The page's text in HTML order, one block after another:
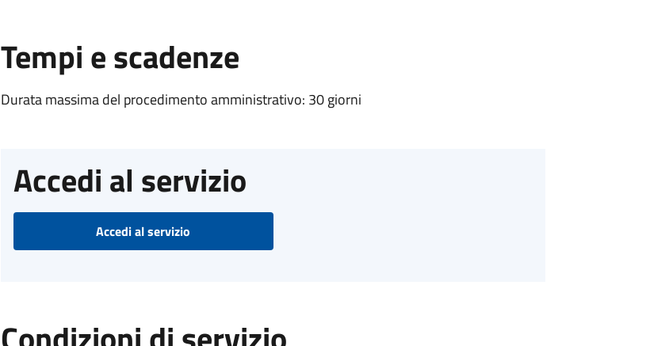
Tempi e scadenze
Durata massima del procedimento amministrativo: 30 giorni
Accedi al servizio
Accedi al servizio